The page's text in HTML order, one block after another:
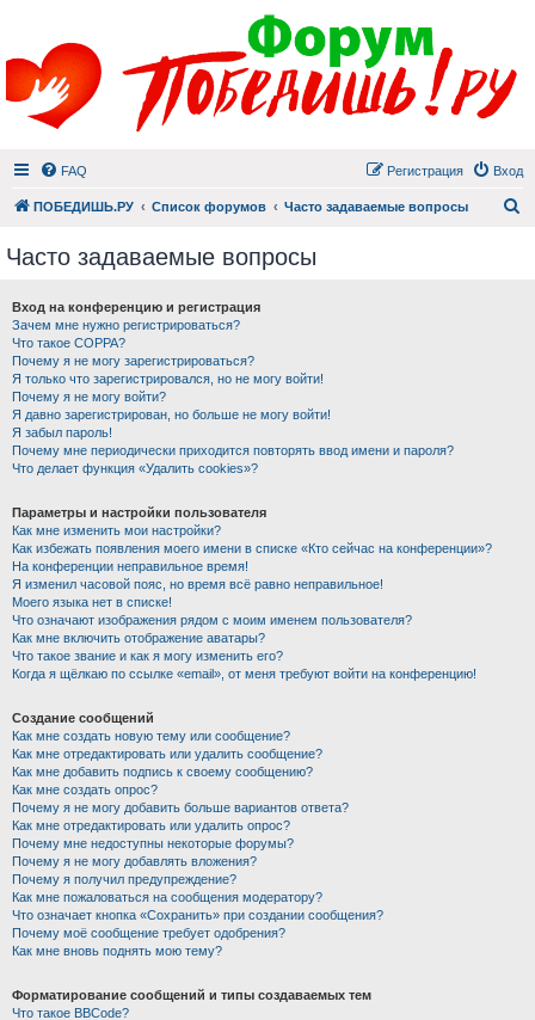
FAQ Вход
Регистрация
ПОБЕДИШЬ.РУ Список форумов Часто задаваемые вопросы
Часто задаваемые вопросы
Вход на конференцию и регистрация
Зачем мне нужно регистрироваться?
Что такое COPPA?
Почему я не могу зарегистрироваться?
Я только что зарегистрировался, но не могу войти!
Почему я не могу войти?
Я давно зарегистрирован, но больше не могу войти!
Я забыл пароль!
Почему мне периодически приходится повторять ввод имени и пароля?
Что делает функция «Удалить cookies»?
Параметры и настройки пользователя
Как мне изменить мои настройки?
Как избежать появления моего имени в списке «Кто сейчас на конференции»?
На конференции неправильное время!
Я изменил часовой пояс, но время всё равно неправильное!
Моего языка нет в списке!
Что означают изображения рядом с моим именем пользователя?
Как мне включить отображение аватары?
Что такое звание и как я могу изменить его?
Когда я щёлкаю по ссылке «email», от меня требуют войти на конференцию!
Создание сообщений
Как мне создать новую тему или сообщение?
Как мне отредактировать или удалить сообщение?
Как мне добавить подпись к своему сообщению?
Как мне создать опрос?
Почему я не могу добавить больше вариантов ответа?
Как мне отредактировать или удалить опрос?
Почему мне недоступны некоторые форумы?
Почему я не могу добавлять вложения?
Почему я получил предупреждение?
Как мне пожаловаться на сообщения модератору?
Что означает кнопка «Сохранить» при создании сообщения?
Почему моё сообщение требует одобрения?
Как мне вновь поднять мою тему?
Форматирование сообщений и типы создаваемых тем
Что такое BBCode?